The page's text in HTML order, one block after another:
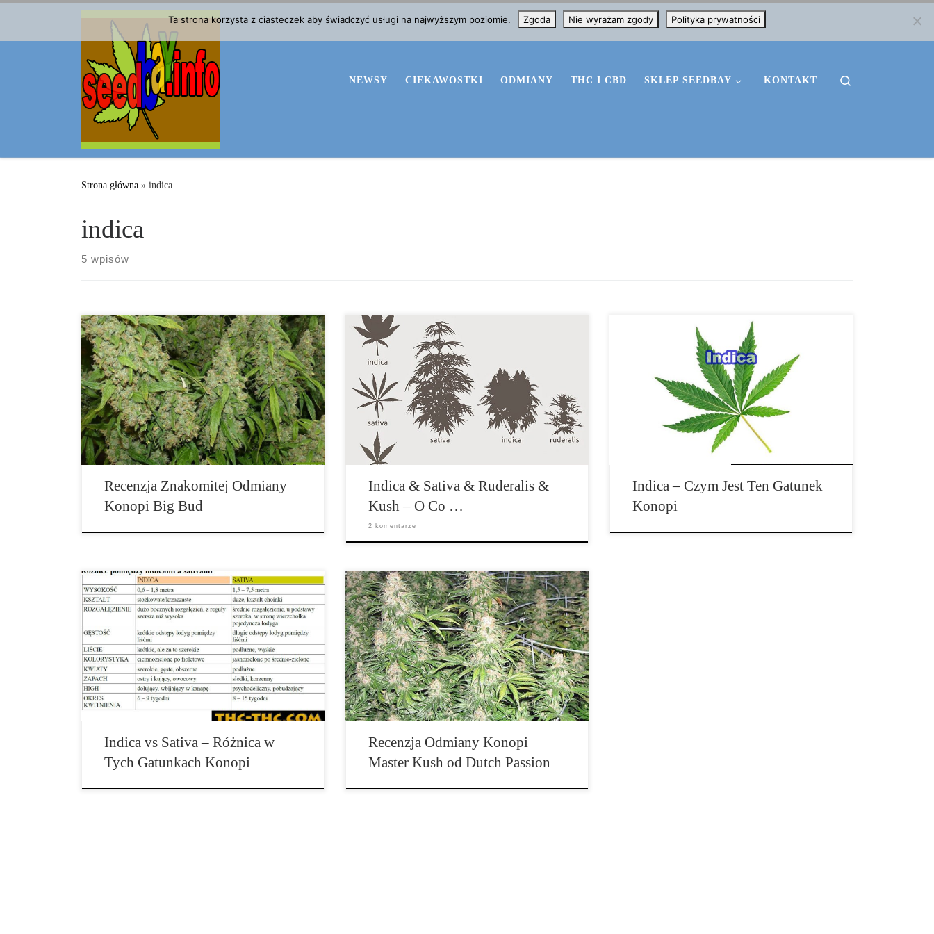
NEWSY CIEKAWOSTKI ODMIANY THC I CBD SKLEP SEEDBAY KONTAKT
Strona główna » indica
indica
5 wpisów
Big Bud to w pewnym sensie legenda. Mimo iż nie jest
tak powszechnie palona w dzisiejszych czasach, wiele
ze współczesnych […]
Recenzja Znakomitej Odmiany
Konopi Big Bud
Marihuana, która jest głównie uprawiana w Stanach
Zjednoczonych, wywodzi się z odmian, które zostały
stworzone z cannabis indica oraz cannabis […]
Indica & Sativa & Ruderalis &
Kush – O Co …
2 komentarze
Rośliny gatunku indici rozwinęły się w Środkowej
Azji, dokładniej mówiąc pomiędzy 25 a 35 szerokością
geograficzną. Pogoda jest tam najczęściej […]
Indica – Czym Jest Ten Gatunek
Konopi
Konopie Indica i Sativa: Jakie Są Ich Różnice i Jak Je
Rozróżnić? Konopie indica i sativa to dwa główne
typy […]
Indica vs Sativa – Różnica w
Tych Gatunkach Konopi
Master Kush to odmiana konopi indyjskich, która
powstała z krzyżowania dwóch szczepów z regionu
Hindu Kush. Jest to hybryda z […]
Recenzja Odmiany Konopi
Master Kush od Dutch Passion
Ta strona korzysta z ciasteczek aby świadczyć usługi na najwyższym poziomie. Zgoda Nie wyrażam zgody Polityka prywatności